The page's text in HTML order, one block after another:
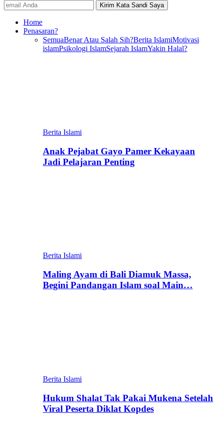
Home
Penasaran?
SemuaBenar Atau Salah Sih?Berita IslamiMotivasi
islamPsikologi IslamSejarah IslamYakin Halal?
Berita Islami
Anak Pejabat Gayo Pamer Kekayaan
Jadi Pelajaran Penting
Berita Islami
Maling Ayam di Bali Diamuk Massa,
Begini Pandangan Islam soal Main…
Berita Islami
Hukum Shalat Tak Pakai Mukena Setelah
Viral Peserta Diklat Kopdes